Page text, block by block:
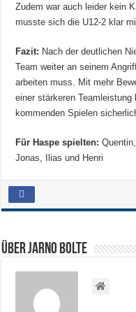
Zudem war auch leider kein
musste sich die U12-2 klar
Fazit: Nach der deutlichen
Team weiter an seinem
arbeiten muss. Mit mehr
einer stärkeren
kommenden Spielen
Für Haspe spielten:
Jonas, Ilias und Henri
Über Jarno Bolte